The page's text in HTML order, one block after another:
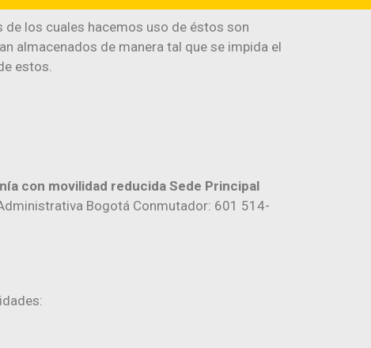
de los cuales hacemos uso de éstos son
almacenados de manera tal que se impida el
estos.
con movilidad reducida Sede Principal
Bogotá Conmutador: 601 514-